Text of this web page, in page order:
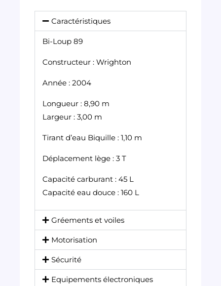
Caractéristiques
Bi-Loup 89
Constructeur : Wrighton
Année : 2004
Longueur : 8,90 m
Largeur : 3,00 m
Tirant d’eau Biquille : 1,10 m
Déplacement lège : 3 T
Capacité carburant : 45 L
Capacité eau douce : 160 L
Gréements et voiles
Motorisation
Sécurité
Equipements électroniques